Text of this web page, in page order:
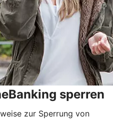
sperren
zur Sperrung von